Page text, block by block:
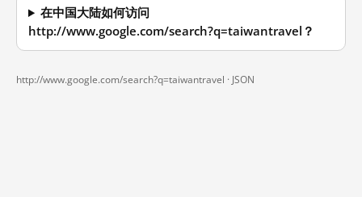
在中国大陆如何访问
http://www.google.com/search?q=taiwantravel？
http://www.google.com/search?q=taiwantravel · JSON